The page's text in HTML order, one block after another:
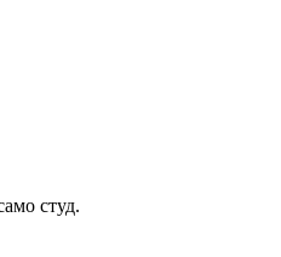
студ.